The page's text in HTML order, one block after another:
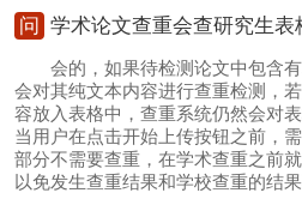
问 学术论文查重会查研究生表
会的，如果待检测论文中包含
会对其纯文本内容进行查重检测，
容放入表格中，查重系统仍然会对
当用户在点击开始上传按钮之前，
部分不需要查重，在学术查重之前
以免发生查重结果和学校查重的结果